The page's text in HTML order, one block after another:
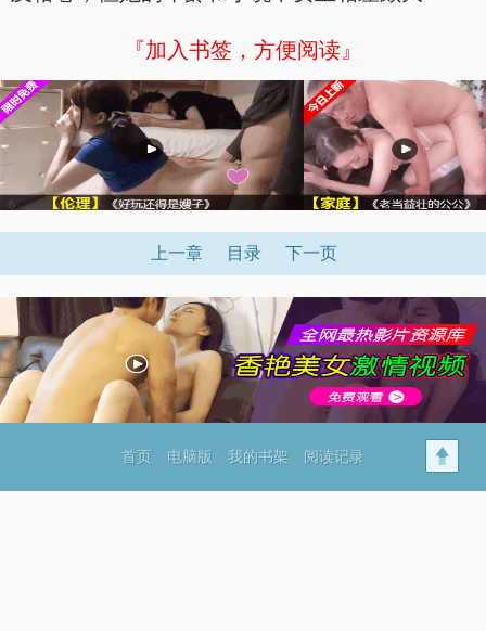
『加入书签，方便阅读』
上一章 目录 下一页
首页 电脑版 我的书架 阅读记录